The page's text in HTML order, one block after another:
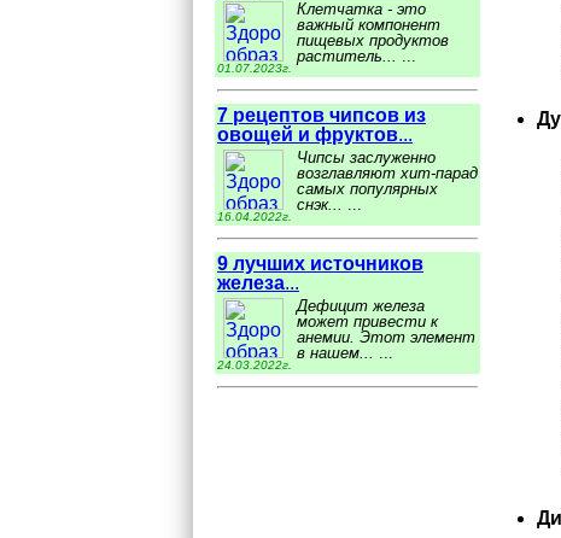
01.07.2023г.
Клетчатка - это
важный компонент
пищевых продуктов
раститель... ...
7 рецептов чипсов из
овощей и фруктов...
16.04.2022г.
Чипсы заслуженно
возглавляют хит-парад
самых популярных
снэк... ...
9 лучших источников
железа...
24.03.2022г.
Дефицит железа
может привести к
анемии. Этот элемент
в нашем... ...